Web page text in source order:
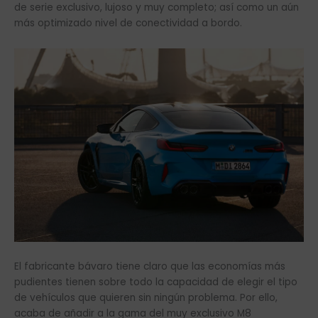
de serie exclusivo, lujoso y muy completo; así como un aún
más optimizado nivel de conectividad a bordo.
El fabricante bávaro tiene claro que las economías más
pudientes tienen sobre todo la capacidad de elegir el tipo
de vehículos que quieren sin ningún problema. Por ello,
acaba de añadir a la gama del muy exclusivo M8